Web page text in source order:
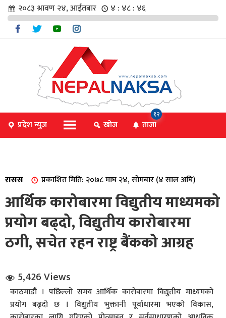
२०८३ श्रावण २४, आईतबार ४ : ४८ : ४६
प्रदेश न्युज खोज ताजा
१२
रासस प्रकाशित मिति: २०७८ माघ २४, सोमबार (४ साल अघि)
आर्थिक कारोबारमा विद्युतीय माध्यमको
प्रयोग बढ्दो, विद्युतीय कारोबारमा
ठगी, सचेत रहन राष्ट्र बैंकको आग्रह
5,426 Views
काठमाडौं । पछिल्लो समय आर्थिक कारोबारमा विद्युतीय माध्यमको
प्रयोग बढ्दो छ । विद्युतीय भुक्तानी पूर्वाधारमा भएको विकास,